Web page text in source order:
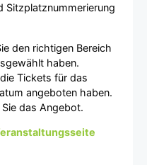
Sitzplatznummerierung
den richtigen Bereich
haben.
Tickets für das
angeboten haben.
Sie das Angebot.